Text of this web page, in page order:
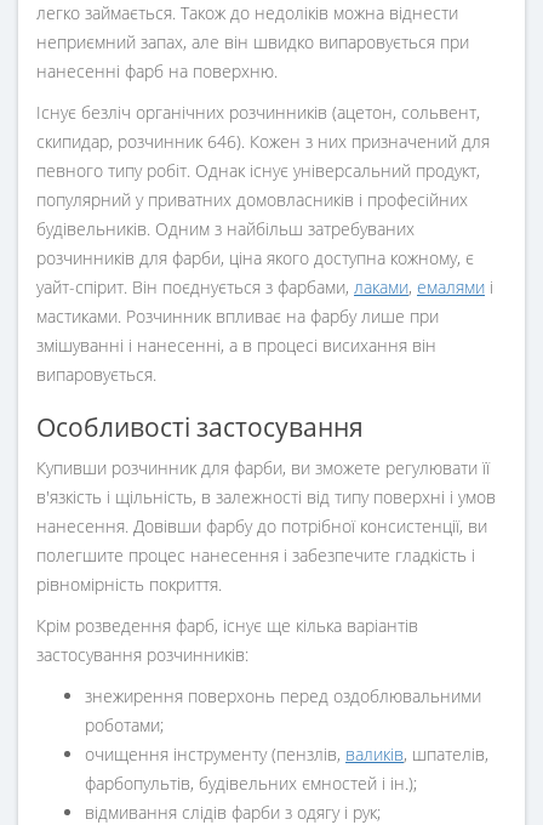
легко займається. Також до недоліків можна віднести
неприємний запах, але він швидко випаровується при
нанесенні фарб на поверхню.
Існує безліч органічних розчинників (ацетон, сольвент,
скипидар, розчинник 646). Кожен з них призначений для
певного типу робіт. Однак існує універсальний продукт,
популярний у приватних домовласників і професійних
будівельників. Одним з найбільш затребуваних
розчинників для фарби, ціна якого доступна кожному, є
уайт-спірит. Він поєднується з фарбами, лаками, емалями і
мастиками. Розчинник впливає на фарбу лише при
змішуванні і нанесенні, а в процесі висихання він
випаровується.
Особливості застосування
Купивши розчинник для фарби, ви зможете регулювати її
в'язкість і щільність, в залежності від типу поверхні і умов
нанесення. Довівши фарбу до потрібної консистенції, ви
полегшите процес нанесення і забезпечите гладкість і
рівномірність покриття.
Крім розведення фарб, існує ще кілька варіантів
застосування розчинників:
знежирення поверхонь перед оздоблювальними
роботами;
очищення інструменту (пензлів, валиків, шпателів,
фарбопультів, будівельних ємностей і ін.);
відмивання слідів фарби з одягу і рук;